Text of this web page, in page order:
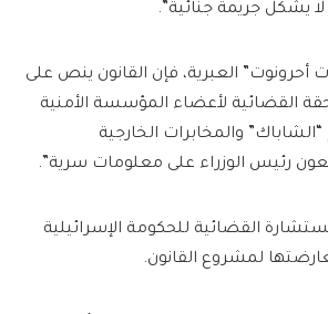
لا يشكل جريمة جنائية”.
العبرية، فإن القانون ينص على
القضائية لأعضاء المؤسسة الأمنية
والمخابرات الخارجية
رئيس الوزراء على معلومات سرية”.
القضائية للحكومة الإسرائيلية
لمشروع القانون.